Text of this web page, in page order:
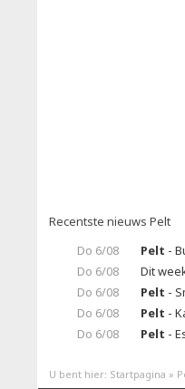
Recentste nieuws Pelt
Do 6/08
Pelt -
Do 6/08
Dit
Do 6/08
Pelt -
Do 6/08
Pelt -
Do 6/08
Pelt -
U bent hier: Startpagina »